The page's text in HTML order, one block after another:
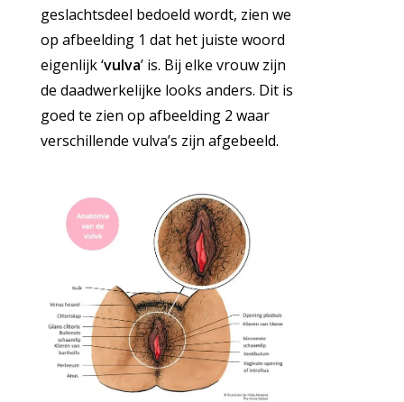
geslachtsdeel bedoeld wordt, zien we
op afbeelding 1 dat het juiste woord
eigenlijk ‘vulva’ is. Bij elke vrouw zijn
de daadwerkelijke looks anders. Dit is
goed te zien op afbeelding 2 waar
verschillende vulva’s zijn afgebeeld.